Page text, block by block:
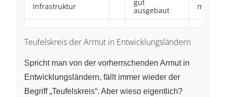
Infrastruktur
gut
ausgebaut
Teufelskreis der Armut in Entwicklungsländern
Spricht man von der vorherrschenden Armut in
Entwicklungsländern, fällt immer wieder der
Begriff „Teufelskreis“. Aber wieso eigentlich?